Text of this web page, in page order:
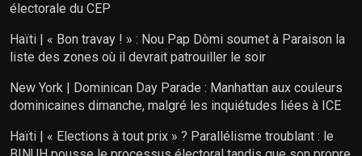
électorale du CEP
Haïti | « Bon travay ! » : Nou Pap Dòmi soumet à Paraison la
liste des zones où il devrait patrouiller le soir
New York | Dominican Day Parade : Manhattan aux couleurs
dominicaines dimanche, malgré les inquiétudes liées à ICE
Haïti | « Elections à tout prix » ? Parallélisme troublant : le